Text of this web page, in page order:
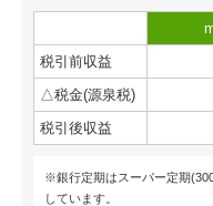
税引前収益
△税金(源泉税)
税引後収益
※銀行定期はスーパー定期
しています。